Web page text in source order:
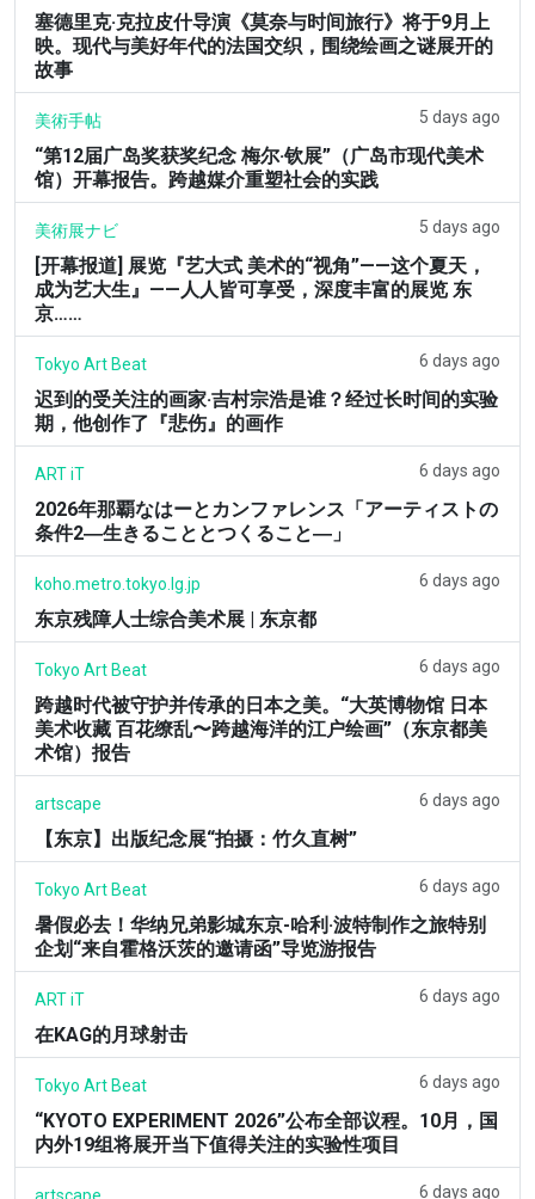
塞德里克·克拉皮什导演《莫奈与时间旅行》将于9月上
映。现代与美好年代的法国交织，围绕绘画之谜展开的
故事
美術手帖 5 days ago
“第12届广岛奖获奖纪念 梅尔·钦展”（广岛市现代美术
馆）开幕报告。跨越媒介重塑社会的实践
美術展ナビ 5 days ago
[开幕报道] 展览『艺大式 美术的“视角”——这个夏天，
成为艺大生』——人人皆可享受，深度丰富的展览 东
京……
Tokyo Art Beat 6 days ago
迟到的受关注的画家·吉村宗浩是谁？经过长时间的实验
期，他创作了『悲伤』的画作
ART iT 6 days ago
2026年那覇なはーとカンファレンス「アーティストの
条件2―生きることとつくること―」
koho.metro.tokyo.lg.jp 6 days ago
东京残障人士综合美术展 | 东京都
Tokyo Art Beat 6 days ago
跨越时代被守护并传承的日本之美。“大英博物馆 日本
美术收藏 百花缭乱〜跨越海洋的江户绘画”（东京都美
术馆）报告
artscape 6 days ago
【东京】出版纪念展“拍摄：竹久直树”
Tokyo Art Beat 6 days ago
暑假必去！华纳兄弟影城东京-哈利·波特制作之旅特别
企划“来自霍格沃茨的邀请函”导览游报告
ART iT 6 days ago
在KAG的月球射击
Tokyo Art Beat 6 days ago
“KYOTO EXPERIMENT 2026”公布全部议程。10月，国
内外19组将展开当下值得关注的实验性项目
artscape 6 days ago